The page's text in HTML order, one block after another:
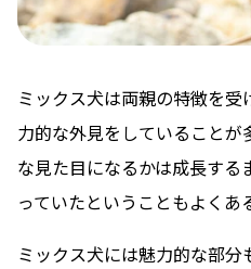
ミックス犬は両親の特徴を
力的な外見をしていることが
な見た目になるかは成長す
っていたということもよくあ
ミックス犬には魅力的な部